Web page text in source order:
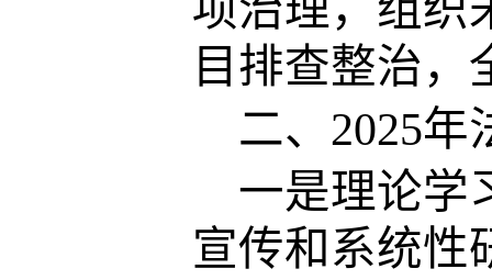
目排查整治
二、 2025年
一是理论学
宣传和系统性